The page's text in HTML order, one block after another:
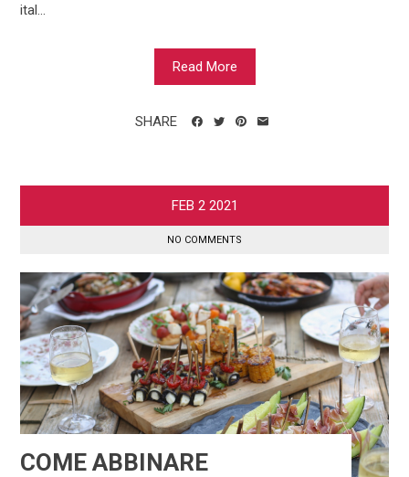
ital...
Read More
SHARE
FEB 2 2021
NO COMMENTS
COME ABBINARE